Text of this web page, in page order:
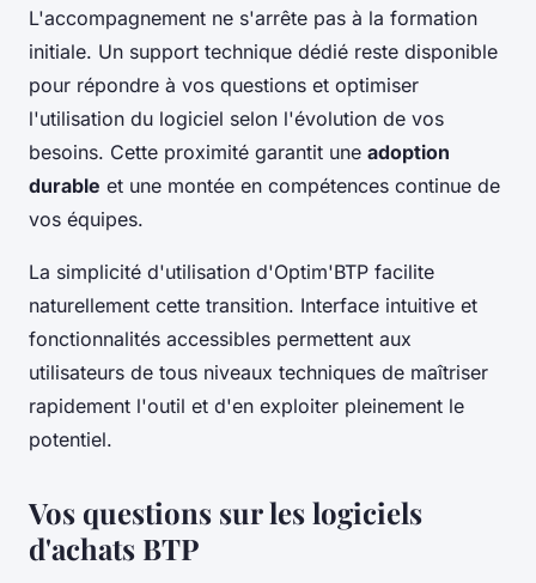
L'accompagnement ne s'arrête pas à la formation
initiale. Un support technique dédié reste disponible
pour répondre à vos questions et optimiser
l'utilisation du logiciel selon l'évolution de vos
besoins. Cette proximité garantit une adoption
durable et une montée en compétences continue de
vos équipes.
La simplicité d'utilisation d'Optim'BTP facilite
naturellement cette transition. Interface intuitive et
fonctionnalités accessibles permettent aux
utilisateurs de tous niveaux techniques de maîtriser
rapidement l'outil et d'en exploiter pleinement le
potentiel.
Vos questions sur les logiciels
d'achats BTP